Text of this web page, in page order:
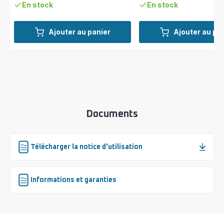
Ajouter au panier
En stock
Ajouter au
En stock
Documents
Télécharger la notice d'utilisation
Informations et garanties